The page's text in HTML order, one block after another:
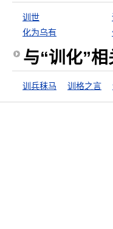
训世
化为乌有
与“训化”
训兵秣马 训格之言